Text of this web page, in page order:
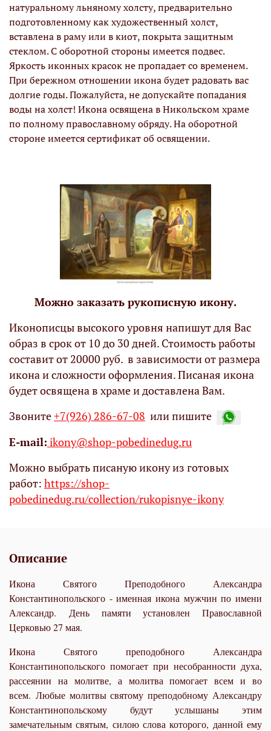
натуральному льняному холсту, предварительно
подготовленному как художественный холст,
вставлена в раму или в киот, покрыта защитным
стеклом. С оборотной стороны имеется подвес.
Яркость иконных красок не пропадает со временем.
При бережном отношении икона будет радовать вас
долгие годы. Пожалуйста, не допускайте попадания
воды на холст! Икона освящена в Никольском храме
по полному православному обряду. На оборотной
стороне имеется сертификат об освящении.
Можно заказать рукописную икону.
Иконописцы высокого уровня напишут для Вас
образ в срок от 10 до 30 дней. Стоимость работы
составит от 20000 руб. в зависимости от размера
икона и сложности оформления. Писаная икона
будет освящена в храме и доставлена Вам.
Звоните+7(926) 286-67-08 или пишите
Е-mail: ikony@shop-pobedinedug.ru
Можно выбрать писаную икону из готовых
работ: https://shop-
pobedinedug.ru/collection/rukopisnye-ikony
Описание
Икона Святого Преподобного Александра
Константинопольского - именная икона мужчин по имени
Александр. День памяти установлен Православной
Церковью 27 мая.
Икона Святого преподобного Александра
Константинопольского помогает при несобранности духа,
рассеянии на молитве, а молитва помогает всем и во
всем. Любые молитвы святому преподобному Александру
Константинопольскому будут услышаны этим
замечательным святым, силою слова которого, данной ему